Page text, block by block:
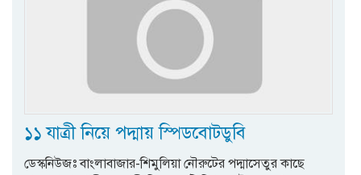
১১ যাত্রী নিয়ে পদ্মায় স্পিডবোটডুবি
ডেস্কনিউজঃ বাংলাবাজার-শিমুলিয়া নৌরুটের পদ্মাসেতুর কাছে